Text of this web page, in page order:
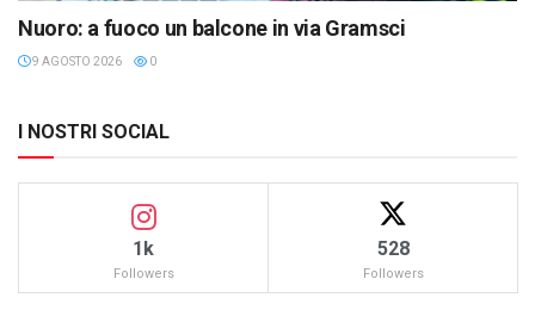
Nuoro: a fuoco un balcone in via Gramsci
9 AGOSTO 2026 0
I NOSTRI SOCIAL
1k
Followers
528
Followers